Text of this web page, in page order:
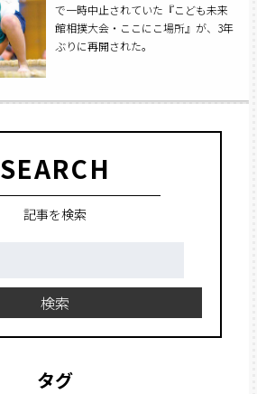
で一時中止されていた『こども未来
館相撲大会・ここにこ場所』が、3年
ぶりに再開された。
SEARCH
記事を検索
検索
タグ